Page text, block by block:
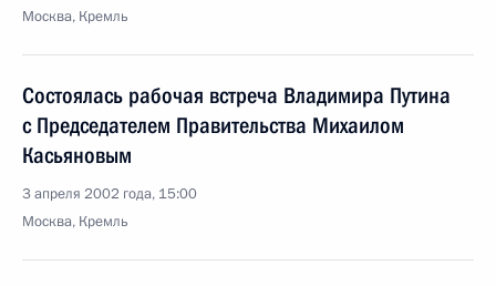
Москва, Кремль
Состоялась рабочая встреча Владимира Путина
с Председателем Правительства Михаилом
Касьяновым
3 апреля 2002 года, 15:00
Москва, Кремль